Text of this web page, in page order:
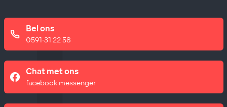
Bel ons
0591-31 22 58
Chat met ons
facebook messenger